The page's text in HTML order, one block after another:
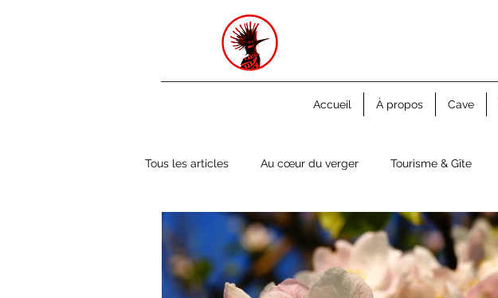
Accueil À propos Cave
Tous les articles Au cœur du verger Tourisme & Gîte